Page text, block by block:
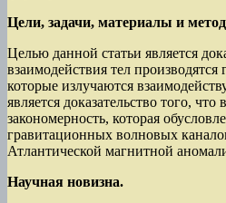
Цели, задачи, материалы и
Целью данной статьи является
взаимодействия тел
которые излучаются
является доказательство того,
закономерность, которая
гравитационных волновых
Атлантической магнитной
Научная новизна.